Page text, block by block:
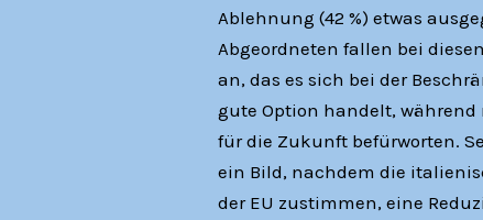
Ablehnung (42 %) etwas
Abgeordneten fallen bei
an, das es sich bei der
gute Option handelt,
für die Zukunft befürworten.
ein Bild, nachdem die
der EU zustimmen, eine